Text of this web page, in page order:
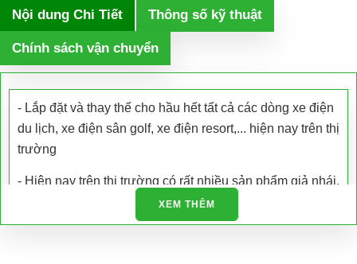
Nội dung Chi Tiết Thông số kỹ thuật
Chính sách vận chuyển
- Lắp đặt và thay thế cho hầu hết tất cả các dòng xe điện
du lịch, xe điện sân golf, xe điện resort,... hiện nay trên thị
trường
- Hiện nay trên thị trường có rất nhiều sản phẩm giả nhái,
kém chất lượng. Xe Điện Đại Cường là công ty chuyên
nhập khẩu các loại xe điện và phụ tùng xe điện trực tiếp
XEM THÊM